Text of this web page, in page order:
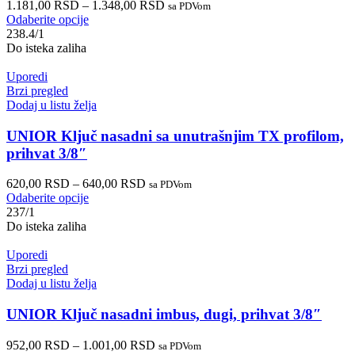
1.181,00 RSD – 1.348,00 RSD sa PDVom
Odaberite opcije
238.4/1
Do isteka zaliha
Uporedi
Brzi pregled
Dodaj u listu želja
UNIOR Ključ nasadni sa unutrašnjim TX profilom,
prihvat 3/8″
620,00 RSD – 640,00 RSD sa PDVom
Odaberite opcije
237/1
Do isteka zaliha
Uporedi
Brzi pregled
Dodaj u listu želja
UNIOR Ključ nasadni imbus, dugi, prihvat 3/8″
952,00 RSD – 1.001,00 RSD sa PDVom